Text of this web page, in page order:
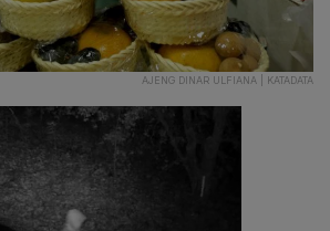
AJENG DINAR ULFIANA | KATADATA